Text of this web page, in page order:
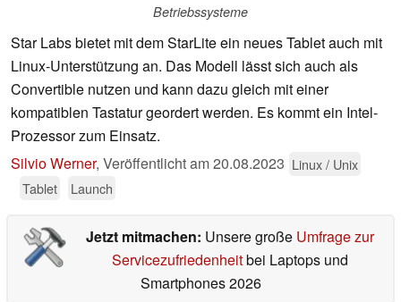
Betriebssysteme
Star Labs bietet mit dem StarLite ein neues Tablet auch mit
Linux-Unterstützung an. Das Modell lässt sich auch als
Convertible nutzen und kann dazu gleich mit einer
kompatiblen Tastatur geordert werden. Es kommt ein Intel-
Prozessor zum Einsatz.
Silvio Werner, Veröffentlicht am20.08.2023 Linux / Unix
Tablet
Launch
Jetzt mitmachen: Unsere große Umfrage zur
Servicezufriedenheitbei Laptops und
Smartphones 2026